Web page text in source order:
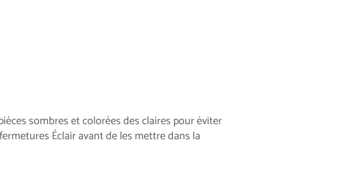
sombres et colorées des claires pour éviter
Éclair avant de les mettre dans la